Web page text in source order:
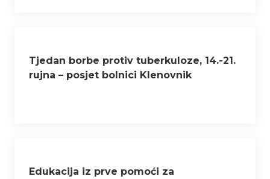
Tjedan borbe protiv tuberkuloze, 14.-21.
rujna – posjet bolnici Klenovnik
Edukacija iz prve pomoći za